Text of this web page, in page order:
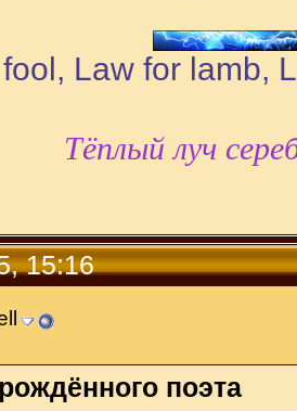
Law for lamb,
Тёплый луч
15:16
поэта